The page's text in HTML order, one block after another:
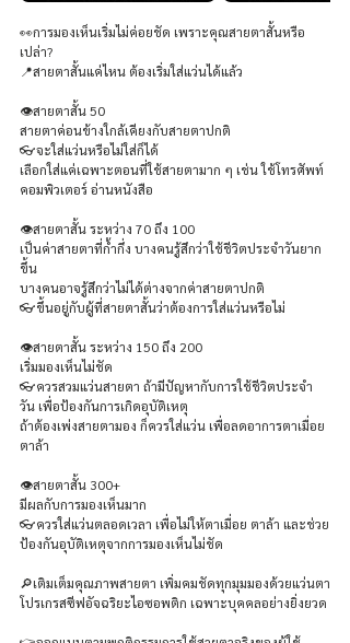
👀การมองเห็นเริ่มไม่ค่อยชัด เพราะคุณสายตาสั้นหรือ
เปล่า?
📍สายตาสั้นแค่ไหน ต้องเริ่มใส่แว่นได้แล้ว
👁️สายตาสั้น 50
สายตาค่อนข้างใกล้เคียงกับสายตาปกติ
👓จะใส่แว่นหรือไม่ใส่ก็ได้
เลือกใส่แค่เฉพาะตอนที่ใช้สายตามาก ๆ เช่น ใช้โทรศัพท์
คอมพิวเตอร์ อ่านหนังสือ
👁️สายตาสั้น ระหว่าง 70 ถึง 100
เป็นค่าสายตาที่ก้ำกึ่ง บางคนรู้สึกว่าใช้ชีวิตประจำวันยาก
ขึ้น
บางคนอาจรู้สึกว่าไม่ได้ต่างจากค่าสายตาปกติ
👓ขึ้นอยู่กับผู้ที่สายตาสั้นว่าต้องการใส่แว่นหรือไม่
👁️สายตาสั้น ระหว่าง 150 ถึง 200
เริ่มมองเห็นไม่ชัด
👓ควรสวมแว่นสายตา ถ้ามีปัญหากับการใช้ชีวิตประจำ
วัน เพื่อป้องกันการเกิดอุบัติเหตุ
ถ้าต้องเพ่งสายตามอง ก็ควรใส่แว่น เพื่อลดอาการตาเมื่อย
ตาล้า
👁️สายตาสั้น 300+
มีผลกับการมองเห็นมาก
👓ควรใส่แว่นตลอดเวลา เพื่อไม่ให้ตาเมื่อย ตาล้า และช่วย
ป้องกันอุบัติเหตุจากการมองเห็นไม่ชัด
🔎เติมเต็มคุณภาพสายตา เพิ่มคมชัดทุกมุมมองด้วยแว่นตา
โปรเกรสซีฟอัจฉริยะไอซอพติก เฉพาะบุคคลอย่างยิ่งยวด